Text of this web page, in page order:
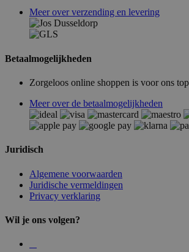
Meer over verzending en levering
Betaalmogelijkheden
Zorgeloos online shoppen is voor ons
Meer over de betaalmogelijkheden
Juridisch
Algemene voorwaarden
Juridische vermeldingen
Privacy verklaring
Wil je ons volgen?